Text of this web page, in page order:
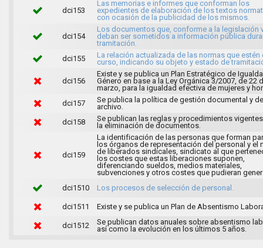
dci153
Las memorias e informes que conforman los
expedientes de elaboración de los textos
con ocasión de la publicidad de los mismos.
dci154
Los documentos que, conforme a la legislación
deban ser sometidos a información pública
tramitación.
dci155
La relación actualizada de las normas que estén
curso, indicando su objeto y estado de
dci156
Existe y se publica un Plan Estratégico de
Género en base a la Ley Orgánica 3/2007, de 22
marzo, para la igualdad efectiva de mujeres y
dci157
Se publica la política de gestión documental y de
archivo.
dci158
Se publican las reglas y procedimientos
la eliminación de documentos.
dci159
La identificación de las personas que forman
los órganos de representación del personal y el
de liberados sindicales, sindicato al que
los costes que estas liberaciones suponen,
diferenciando sueldos, medios materiales,
subvenciones y otros costes que pudieran
dci1510
Los procesos de selección de personal.
dci1511 Existe y se publica un Plan de Absentismo
dci1512
Se publican datos anuales sobre absentismo
así como la evolución en los últimos 5 años.